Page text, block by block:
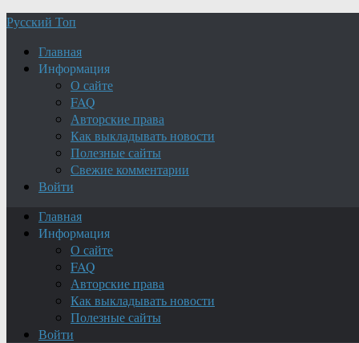
Русский Топ
Главная
Информация
О сайте
FAQ
Авторские права
Как выкладывать новости
Полезные сайты
Свежие комментарии
Войти
Главная
Информация
О сайте
FAQ
Авторские права
Как выкладывать новости
Полезные сайты
Войти